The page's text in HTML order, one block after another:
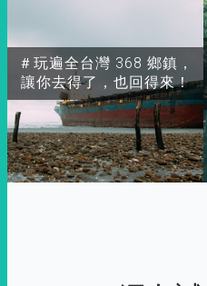
＃玩遍全台灣 368 鄉鎮，
讓你去得了，也回得來！